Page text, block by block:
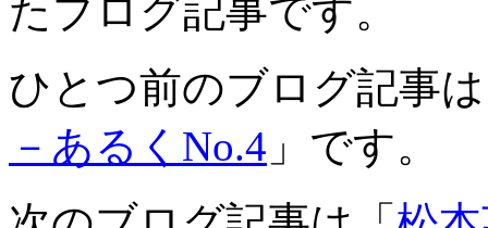
たブログ記事です。
ひとつ前のブログ記事
－あるくNo.4 」です。